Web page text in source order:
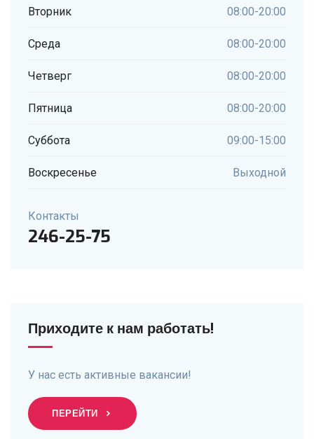
Вторник 08:00-20:00
Среда 08:00-20:00
Четверг 08:00-20:00
Пятница 08:00-20:00
Суббота 09:00-15:00
Воскресенье Выходной
Контакты
246-25-75
Приходите к нам работать!
У нас есть активные вакансии!
ПЕРЕЙТИ